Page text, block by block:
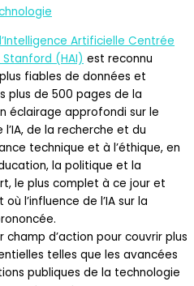
Artificielle Centrée
Stanford (HAI) est reconnu
fiables de données et
plus de 500 pages de la
éclairage approfondi sur le
de la recherche et du
technique et à l’éthique, en
la politique et la
le plus complet à ce jour et
l’influence de l’IA sur la
d’action pour couvrir plus
telles que les avancées
publiques de la technologie